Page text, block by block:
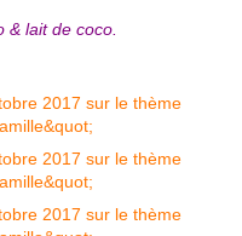
& lait de coco.